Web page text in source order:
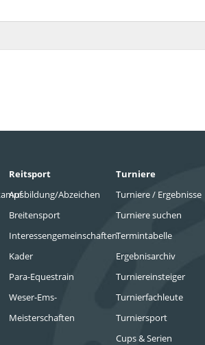
Reitsport
Ausbildung/Abzeichen
Breitensport
Interessengemeinschaften
Kader
Para-Equestrain
Weser-Ems-
Meisterschaften
Turniere
Turniere / Ergebnisse
Turniere suchen
Termintabelle
Ergebnisarchiv
Turniereinsteiger
Turnierfachleute
Turniersport
Cups & Serien